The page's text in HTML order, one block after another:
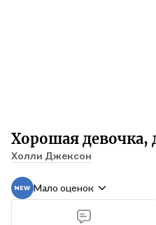
Хорошая девочка,
Холли Джексон
Мало оценок